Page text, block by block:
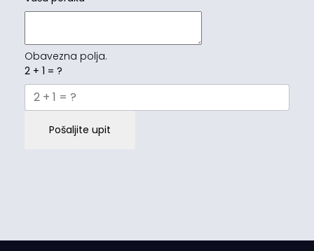
Obavezna polja.
2 + 1 = ?
Pošaljite upit